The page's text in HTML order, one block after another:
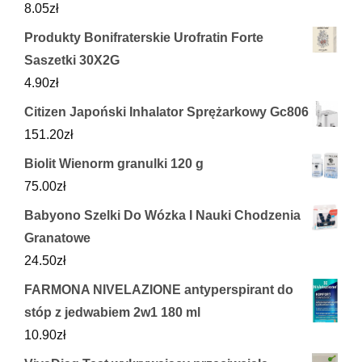
8.05zł
Produkty Bonifraterskie Urofratin Forte
Saszetki 30X2G
4.90zł
Citizen Japoński Inhalator Sprężarkowy Gc806
151.20zł
Biolit Wienorm granulki 120 g
75.00zł
Babyono Szelki Do Wózka I Nauki Chodzenia
Granatowe
24.50zł
FARMONA NIVELAZIONE antyperspirant do
stóp z jedwabiem 2w1 180 ml
10.90zł